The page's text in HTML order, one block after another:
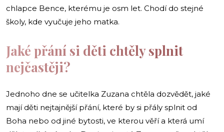
chlapce Bence, kterému je osm let. Chodí do stejné
školy, kde vyučuje jeho matka.
Jaké přání si děti chtěly splnit
nejčastěji?
Jednoho dne se učitelka Zuzana chtěla dozvědět, jaké
mají děti nejtajnější přání, které by si přály splnit od
Boha nebo od jiné bytosti, ve kterou věří a která umí